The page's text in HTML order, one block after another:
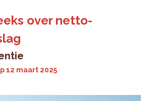
over netto-
12 maart 2025